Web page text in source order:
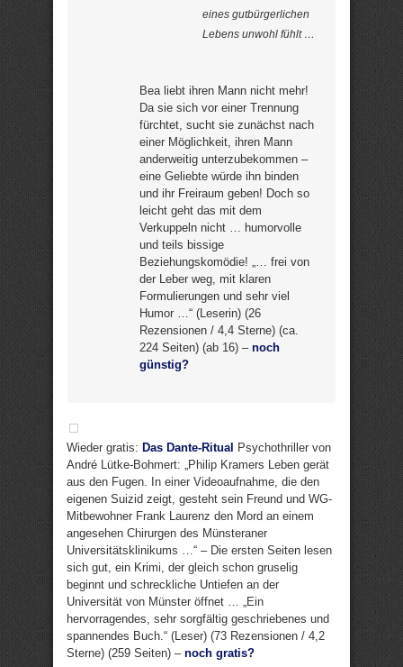
eines gutbürgerlichen
Lebens unwohl fühlt …
Bea liebt ihren Mann nicht mehr!
Da sie sich vor einer Trennung
fürchtet, sucht sie zunächst nach
einer Möglichkeit, ihren Mann
anderweitig unterzubekommen –
eine Geliebte würde ihn binden
und ihr Freiraum geben! Doch so
leicht geht das mit dem
Verkuppeln nicht … humorvolle
und teils bissige
Beziehungskomödie! „… frei von
der Leber weg, mit klaren
Formulierungen und sehr viel
Humor …“ (Leserin) (26
Rezensionen / 4,4 Sterne) (ca.
224 Seiten) (ab 16) – noch
günstig?
Wieder gratis: Das Dante-Ritual
Psychothriller von
André Lütke-Bohmert: „Philip Kramers Leben gerät
aus den Fugen. In einer Videoaufnahme, die den
eigenen Suizid zeigt, gesteht sein Freund und WG-
Mitbewohner Frank Laurenz den Mord an einem
angesehen Chirurgen des Münsteraner
Universitätsklinikums …“ – Die ersten Seiten lesen
sich gut, ein Krimi, der gleich schon gruselig
beginnt und schreckliche Untiefen an der
Universität von Münster öffnet … „Ein
hervorragendes, sehr sorgfältig geschriebenes und
spannendes Buch.“ (Leser) (73 Rezensionen / 4,2
Sterne) (259 Seiten) – noch gratis?